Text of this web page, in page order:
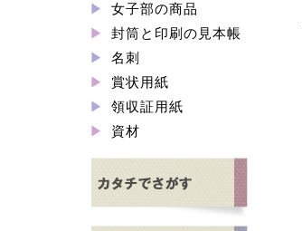
女子部の商品
封筒と印刷の見本帳
名刺
賞状用紙
領収証用紙
資材